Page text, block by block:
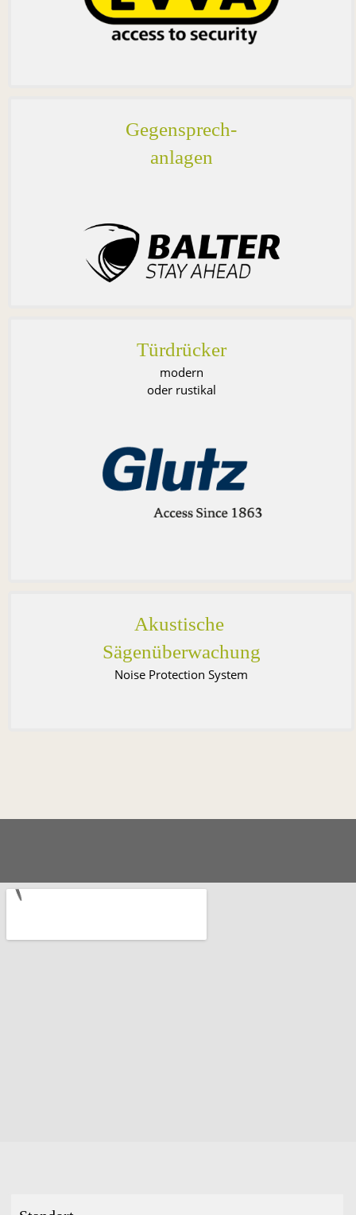
Gegensprech-
anlagen
Türdrücker
modern
oder rustikal
Akustische
Sägenüberwachung
Noise Protection System